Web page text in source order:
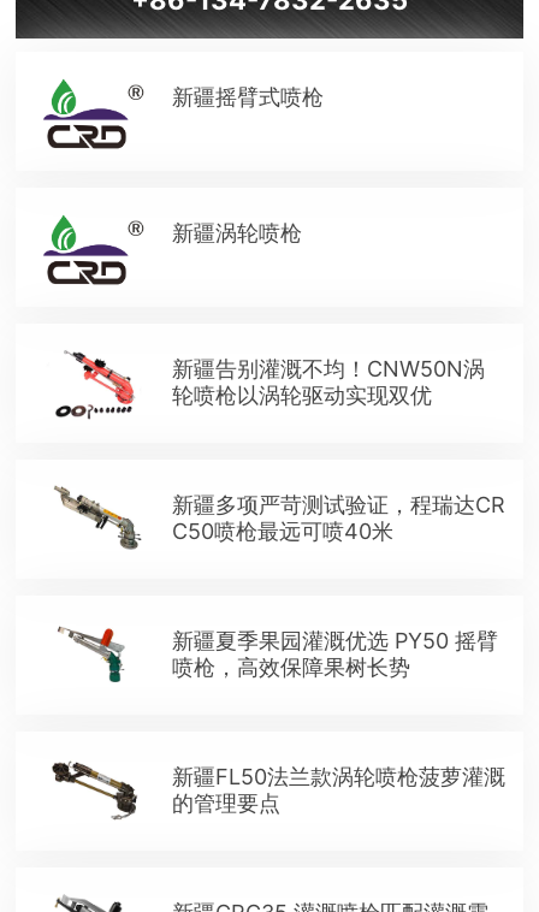
新疆摇臂式喷枪
新疆涡轮喷枪
新疆告别灌溉不均！CNW50N涡
轮喷枪以涡轮驱动实现双优
新疆多项严苛测试验证，程瑞达CR
C50喷枪最远可喷40米
新疆夏季果园灌溉优选 PY50 摇臂
喷枪，高效保障果树长势
新疆FL50法兰款涡轮喷枪菠萝灌溉
的管理要点